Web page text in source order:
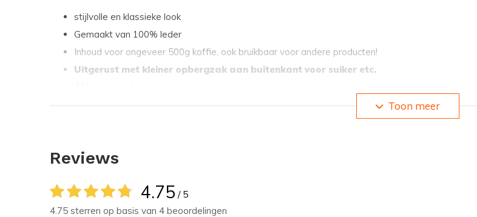
stijlvolle en klassieke look
Gemaakt van 100% leder
Inhoud voor ongeveer 500g koffie, ook bruikbaar voor andere producten!
Uitgerust met kleiner opbergzak aan buitenkant voor suiker etc.
Materiaal: 100% leder
Inhoud: 500g koffie
Kleur: bruin
Maat: ca 27 cm x 14 cm
Toon meer
Reviews
4.75 / 5
4.75 sterren op basis van 4 beoordelingen